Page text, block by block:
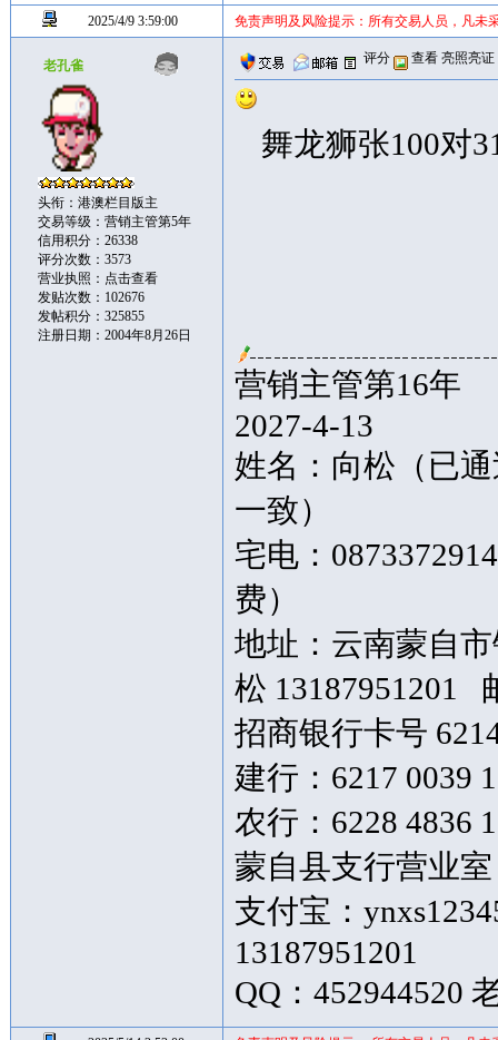
2025/4/9 3:59:00 免责声明及风险提示：所有交易人员，凡未
老孔雀
头衔：港澳栏目版主
交易等级：营销主管第5年
信用积分：26338
评分次数：3573
营业执照： 点击查看
发贴次数：102676
发帖积分：325855
注册日期：2004年8月26日
评分 查看 亮照亮证
舞龙狮张100对
营销主管第16年
2027-4-13
姓名：向松（已
一致）
宅电：
费）
地址：云南蒙自
松 13187951201
招商银行卡号
建行：6217 0039
农行：6228 4836
蒙自县支行营业室
支付宝：
13187951201
QQ：452944520